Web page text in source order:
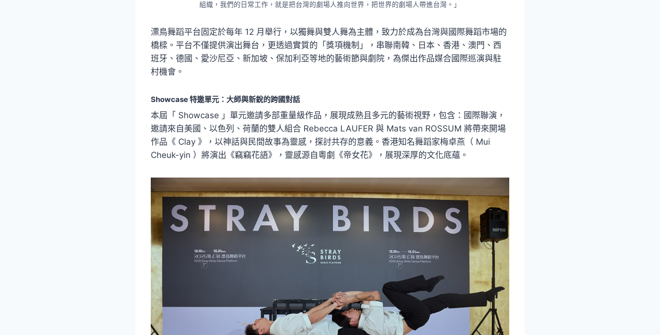
組織，我們的日常工作，就是把台灣的劇場人推向世界，把世界的劇場人帶進台灣。」
漂鳥舞蹈平台固定於每年 12 月舉行，以獨舞與雙人舞為主體，致力於成為台灣與國際舞蹈市場的
橋樑。平台不僅提供演出舞台，更透過實質的「獎項機制」，串聯南韓、日本、香港、澳門、西
班牙、德國、愛沙尼亞、新加坡、保加利亞等地的藝術節與劇院，為傑出作品媒合國際巡演與駐
村機會。
Showcase 特邀單元：大師與新銳的跨國對話
本屆「 Showcase 」單元邀請多部重量級作品，展現成熟且多元的藝術視野，包含：國際聯演，
邀請來自美國、以色列、荷蘭的雙人組合 Rebecca LAUFER 與 Mats van ROSSUM 將帶來開場
作品《 Clay 》，以神話與民間故事為靈感，探討共存的意義。香港知名舞蹈家梅卓燕（ Mui
Cheuk-yin ）將演出《竊竊花語》，靈感源自粵劇《帝女花》，展現深厚的文化底蘊。